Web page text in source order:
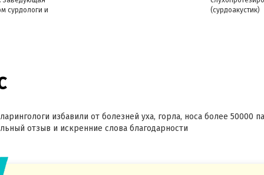
сурдологи и
(сурдоакустик)
избавили от болезней уха, горла, носа более 50000
отзыв и искренние слова благодарности